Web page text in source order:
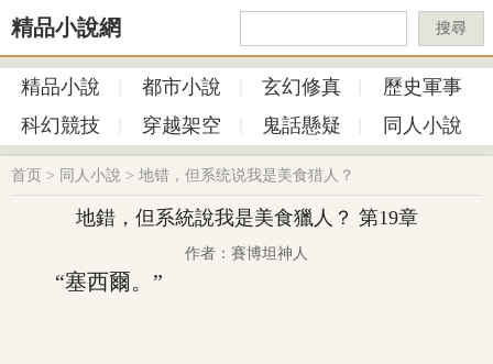
精品小說網 搜尋
精品小說 都市小說 玄幻修真
歷史軍事
科幻競技
穿越架空 鬼話懸疑 同人小說
首页 > 同人小說 > 地错，但系统说我是美食猎人？
地錯，但系統說我是美食獵人？ 第19章
作者：賽博坦神人
“塞西爾。”